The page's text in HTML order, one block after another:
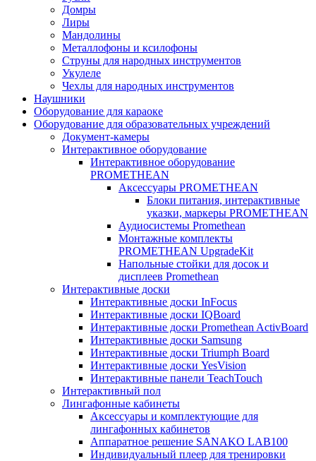
Домры
Лиры
Мандолины
Металлофоны и ксилофоны
Струны для народных инструментов
Укулеле
Чехлы для народных инструментов
Наушники
Оборудование для караоке
Оборудование для образовательных учреждений
Документ-камеры
Интерактивное оборудование
Интерактивное оборудование
PROMETHEAN
Аксессуары PROMETHEAN
Блоки питания, интерактивные
указки, маркеры PROMETHEAN
Аудиосистемы Promethean
Монтажные комплекты
PROMETHEAN UpgradeKit
Напольные стойки для досок и
дисплеев Promethean
Интерактивные доски
Интерактивные доски InFocus
Интерактивные доски IQBoard
Интерактивные доски Promethean ActivBoard
Интерактивные доски Samsung
Интерактивные доски Triumph Board
Интерактивные доски YesVision
Интерактивные панели TeachTouch
Интерактивный пол
Лингафонные кабинеты
Аксессуары и комплектующие для
лингафонных кабинетов
Аппаратное решение SANAKO LAB100
Индивидуальный плеер для тренировки